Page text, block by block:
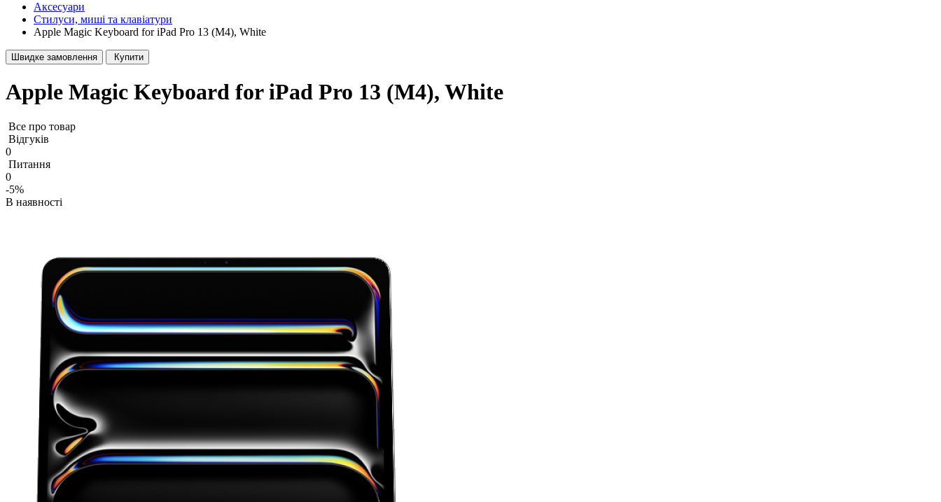
Аксесуари
Стилуси, миші та клавіатури
Apple Magic Keyboard for iPad Pro 13 (M4), White
Швидке замовлення Купити
Apple Magic Keyboard for iPad Pro 13 (M4), White
Все про товар
Відгуків
0
Питання
0
-5%
В наявності